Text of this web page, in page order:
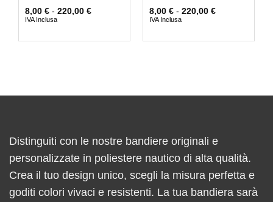
8,00 € - 220,00 €
IVA Inclusa
8,00 € - 220,00 €
IVA Inclusa
Distinguiti con le nostre bandiere originali e
personalizzate in poliestere nautico di alta qualità.
Crea il tuo design unico, scegli la misura perfetta e
goditi colori vivaci e resistenti. La tua bandiera sarà